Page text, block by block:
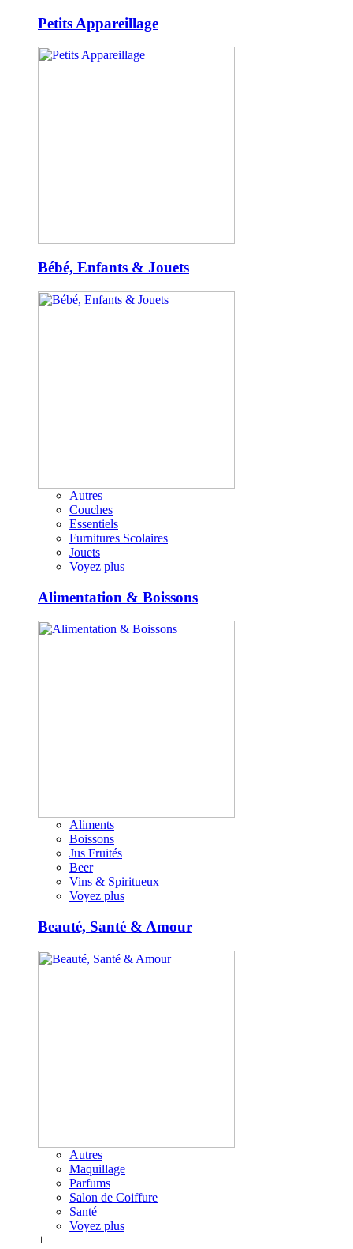
Petits Appareillage
Bébé, Enfants & Jouets
Autres
Couches
Essentiels
Furnitures Scolaires
Jouets
Voyez plus
Alimentation & Boissons
Aliments
Boissons
Jus Fruités
Beer
Vins & Spiritueux
Voyez plus
Beauté, Santé & Amour
Autres
Maquillage
Parfums
Salon de Coiffure
Santé
Voyez plus
+